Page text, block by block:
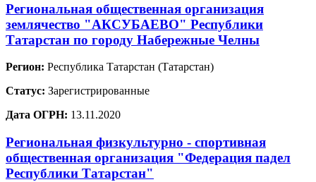
Региональная общественная организация
землячество "АКСУБАЕВО" Республики
Татарстан по городу Набережные Челны
Регион: Республика Татарстан (Татарстан)
Статус: Зарегистрированные
Дата ОГРН: 13.11.2020
Региональная физкультурно - спортивная
общественная организация "Федерация падел
Республики Татарстан"